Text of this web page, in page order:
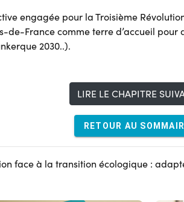
engagée pour la Troisième
de-France comme terre d’accueil
2030..).
LIRE LE CHAPITRE
RETOUR AU
face à la transition écologique :